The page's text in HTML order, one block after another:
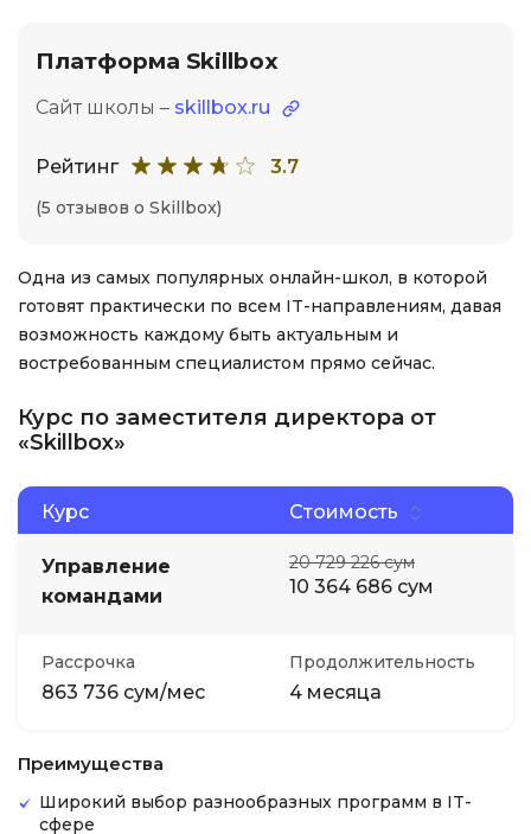
Платформа Skillbox
Сайт школы – skillbox.ru
Рейтинг 3.7
(5 отзывов о Skillbox)
Одна из самых популярных онлайн-школ, в которой
готовят практически по всем IT-направлениям, давая
возможность каждому быть актуальным и
востребованным специалистом прямо сейчас.
Курс по заместителя директора от
«Skillbox»
Курс Стоимость
Управление
командами
20 729 226 сум
10 364 686 сум
Рассрочка
863 736 сум/мес
Продолжительность
4 месяца
Преимущества
Широкий выбор разнообразных программ в IT-
сфере